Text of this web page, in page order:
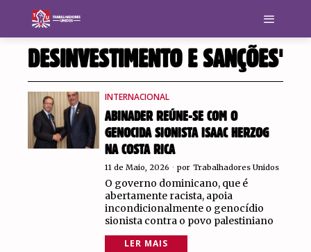
DESINVESTIMENTO E SANÇÕES'
INTERNACIONAL
ABINADER REÚNE-SE COM O
GENOCIDA SIONISTA ISAAC HERZOG
NA COSTA RICA
11 de Maio, 2026 por Trabalhadores Unidos
O governo dominicano, que é
abertamente racista, apoia
incondicionalmente o genocídio
sionista contra o povo palestiniano
LER MAIS